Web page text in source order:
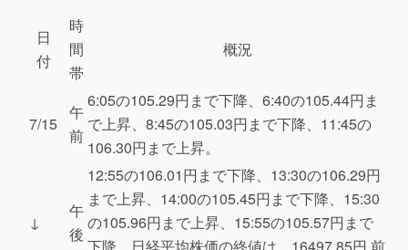
日
付
時
間
帯
概況
7/15
午
前
6:05の105.29円まで下降、6:40の105.44円ま
で上昇、8:45の105.03円まで下降、11:45の
106.30円まで上昇。
↓
午
後
12:55の106.01円まで下降、13:30の106.29円
まで上昇、14:00の105.45円まで下降、15:30
の105.96円まで上昇、15:55の105.57円まで